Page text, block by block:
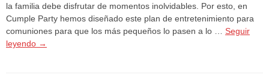
la familia debe disfrutar de momentos inolvidables. Por esto, en
Cumple Party hemos diseñado este plan de entretenimiento para
comuniones para que los más pequeños lo pasen a lo … Seguir
leyendo →